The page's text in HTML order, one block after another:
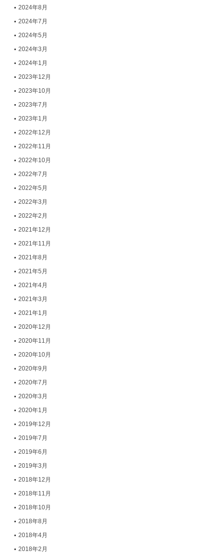
2024年8月
2024年7月
2024年5月
2024年3月
2024年1月
2023年12月
2023年10月
2023年7月
2023年1月
2022年12月
2022年11月
2022年10月
2022年7月
2022年5月
2022年3月
2022年2月
2021年12月
2021年11月
2021年8月
2021年5月
2021年4月
2021年3月
2021年1月
2020年12月
2020年11月
2020年10月
2020年9月
2020年7月
2020年3月
2020年1月
2019年12月
2019年7月
2019年6月
2019年3月
2018年12月
2018年11月
2018年10月
2018年8月
2018年4月
2018年2月